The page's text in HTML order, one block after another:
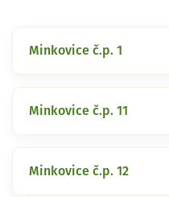
Minkovice č.p. 1
Minkovice č.p. 11
Minkovice č.p. 12